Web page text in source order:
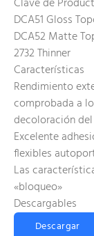
DCA51 Gloss
DCA52 Matte
2732 Thinner
Características
Rendimiento
comprobada a
decoloración
Excelente
flexibles
Las
«bloqueo»
Descargables
Descargar